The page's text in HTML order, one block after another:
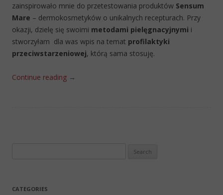
zainspirowało mnie do przetestowania produktów Sensum
Mare – dermokosmetyków o unikalnych recepturach. Przy
okazji, dzielę się swoimi metodami pielęgnacyjnymi i
stworzyłam dla was wpis na temat profilaktyki
przeciwstarzeniowej, którą sama stosuję.
Continue reading →
CATEGORIES